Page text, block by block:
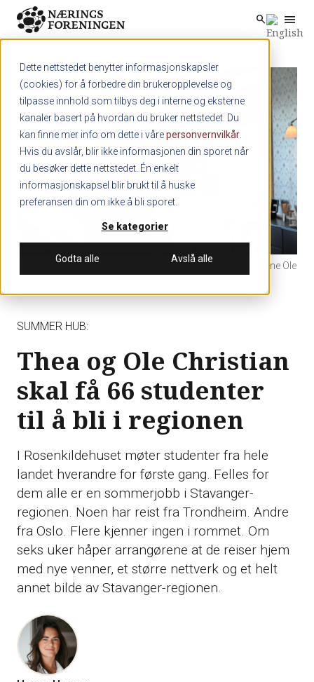
Dette nettstedet benytter informasjonskapsler
(cookies) for å forbedre din brukeropplevelse og
tilpasse innhold som tilbys deg i interne og eksterne
kanaler basert på hvordan du bruker nettstedet. Du
kan finne mer info om dette i vårepersonvernvilkår
Hvis du avslår, blir ikke informasjonen din sporet når
du besøker dette nettstedet. Én enkelt
informasjonskapsel blir brukt til å huske
preferansen din om ikke å bli sporet.
Se kategorier
Godta alle Avslå alle
Skip to main content search menu
Ansvarlige for årets Summer Hub er prosjektkoordinatorene Ole
Christian Njærheim og Thea Sofie Steinland.
SUMMER HUB:
Thea og Ole Christian
skal få 66 studenter
til å bli i regionen
I Rosenkildehuset møter studenter fra hele
landet hverandre for første gang. Felles for
dem alle er en sommerjobb i Stavanger-
regionen. Noen har reist fra Trondheim. Andre
fra Oslo. Flere kjenner ingen i rommet. Om
seks uker håper arrangørene at de reiser hjem
med nye venner, et større nettverk og et helt
annet bilde av Stavanger-regionen.